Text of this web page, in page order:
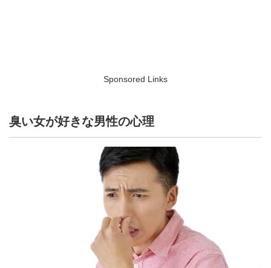
Sponsored Links
臭い女が好きな男性の心理